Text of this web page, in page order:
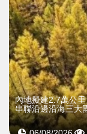
內地擬建2.7萬公里
串聯沿邊沿海三大